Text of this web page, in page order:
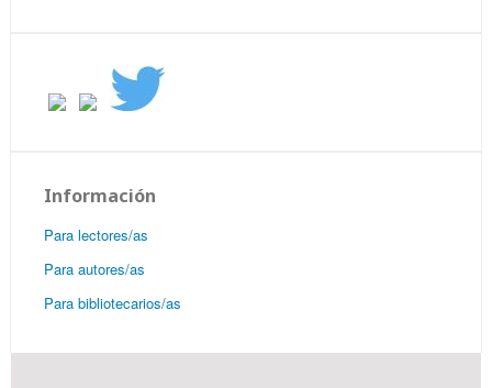
Información
Para lectores/as
Para autores/as
Para bibliotecarios/as